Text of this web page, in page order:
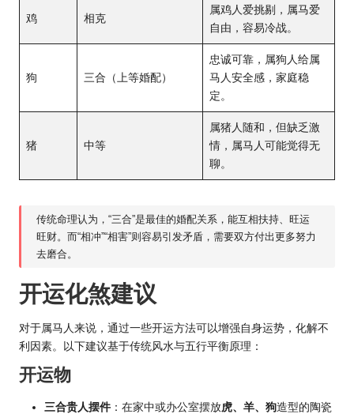
鸡 相克
属鸡人爱挑剔，属马爱
自由，容易冷战。
狗 三合（上等婚配）
忠诚可靠，属狗人给属
马人安全感，家庭稳
定。
猪 中等
属猪人随和，但缺乏激
情，属马人可能觉得无
聊。
传统命理认为，“三合”是最佳的婚配关系，能互相扶持、旺运
旺财。而“相冲”“相害”则容易引发矛盾，需要双方付出更多努力
去磨合。
开运化煞建议
对于属马人来说，通过一些开运方法可以增强自身运势 ，化解不
利因素。以下建议基于传统风水与五行平衡原理：
开运物
三合贵人摆件 ：在家中或办公室摆放虎、羊、狗造型的陶瓷